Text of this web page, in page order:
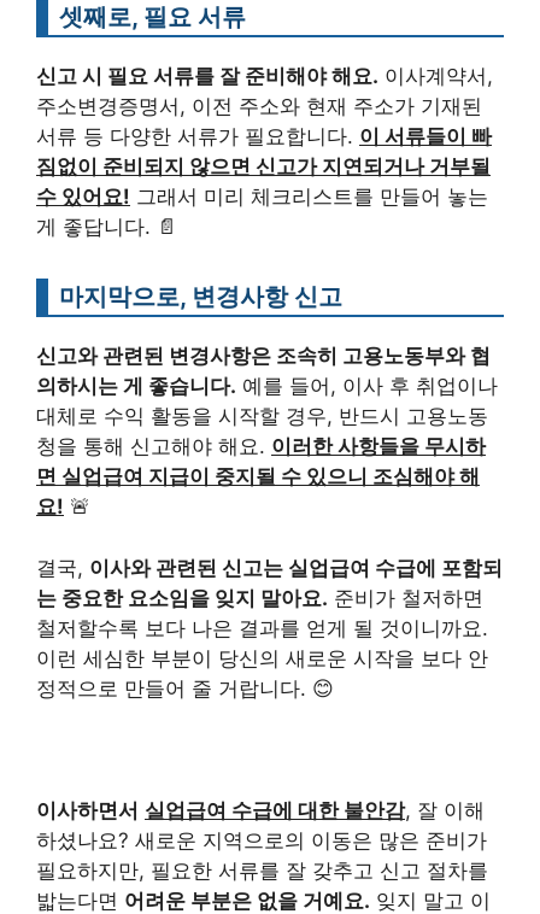
셋째로, 필요 서류
신고 시 필요 서류를 잘 준비해야 해요. 이사계약서,
주소변경증명서, 이전 주소와 현재 주소가 기재된
서류 등 다양한 서류가 필요합니다. 이 서류들이 빠
짐없이 준비되지 않으면 신고가 지연되거나 거부될
수 있어요! 그래서 미리 체크리스트를 만들어 놓는
게 좋답니다. 📄
마지막으로, 변경사항 신고
신고와 관련된 변경사항은 조속히 고용노동부와 협
의하시는 게 좋습니다. 예를 들어, 이사 후 취업이나
대체로 수익 활동을 시작할 경우, 반드시 고용노동
청을 통해 신고해야 해요. 이러한 사항들을 무시하
면 실업급여 지급이 중지될 수 있으니 조심해야 해
요! 🚨
결국, 이사와 관련된 신고는 실업급여 수급에 포함되
는 중요한 요소임을 잊지 말아요. 준비가 철저하면
철저할수록 보다 나은 결과를 얻게 될 것이니까요.
이런 세심한 부분이 당신의 새로운 시작을 보다 안
정적으로 만들어 줄 거랍니다. 😊
이사하면서 실업급여 수급에 대한 불안감, 잘 이해
하셨나요? 새로운 지역으로의 이동은 많은 준비가
필요하지만, 필요한 서류를 잘 갖추고 신고 절차를
밟는다면 어려운 부분은 없을 거예요. 잊지 말고 이